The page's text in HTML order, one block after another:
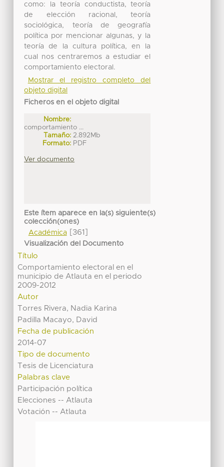
como: la teoría conductista, teoría
de elección racional, teoría
sociológica, teoría de geografía
política por mencionar algunas, y la
teoría de la cultura política, en la
cual nos centraremos a estudiar el
comportamiento electoral.
Mostrar el registro completo del
objeto digital
Ficheros en el objeto digital
Nombre:
comportamiento ...
Tamaño: 2.892Mb
Formato: PDF
Ver documento
Este ítem aparece en la(s) siguiente(s)
colección(ones)
Académica[361]
Visualización del Documento
Título
Comportamiento electoral en el
municipio de Atlauta en el periodo
2009-2012
Autor
Torres Rivera, Nadia Karina
Padilla Macayo, David
Fecha de publicación
2014-07
Tipo de documento
Tesis de Licenciatura
Palabras clave
Participación política
Elecciones -- Atlauta
Votación -- Atlauta